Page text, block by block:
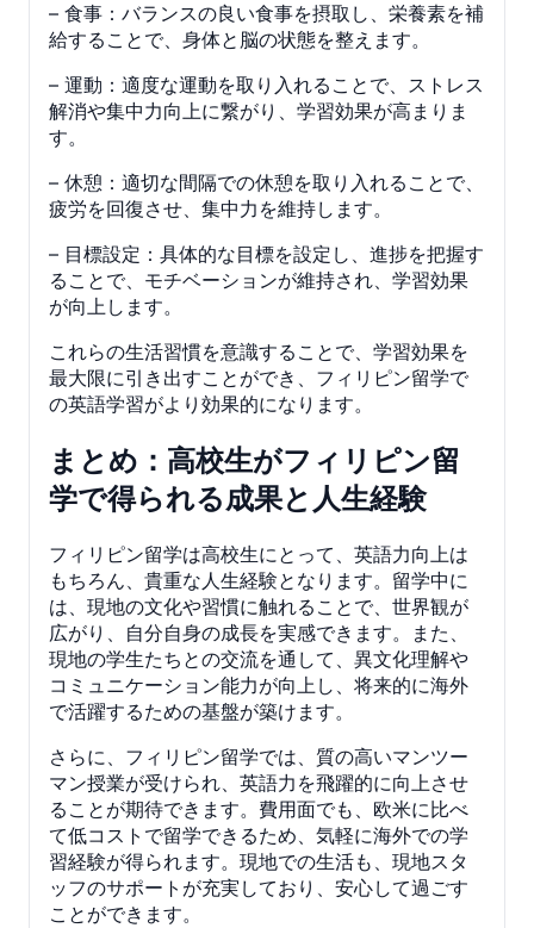
– 食事：バランスの良い食事を摂取し、栄養素を補
給することで、身体と脳の状態を整えます。
– 運動：適度な運動を取り入れることで、ストレス
解消や集中力向上に繋がり、学習効果が高まりま
す。
– 休憩：適切な間隔での休憩を取り入れることで、
疲労を回復させ、集中力を維持します。
– 目標設定：具体的な目標を設定し、進捗を把握す
ることで、モチベーションが維持され、学習効果
が向上します。
これらの生活習慣を意識することで、学習効果を
最大限に引き出すことができ、フィリピン留学で
の英語学習がより効果的になります。
まとめ：高校生がフィリピン留
学で得られる成果と人生経験
フィリピン留学は高校生にとって、英語力向上は
もちろん、貴重な人生経験となります。留学中に
は、現地の文化や習慣に触れることで、世界観が
広がり、自分自身の成長を実感できます。また、
現地の学生たちとの交流を通して、異文化理解や
コミュニケーション能力が向上し、将来的に海外
で活躍するための基盤が築けます。
さらに、フィリピン留学では、質の高いマンツー
マン授業が受けられ、英語力を飛躍的に向上させ
ることが期待できます。費用面でも、欧米に比べ
て低コストで留学できるため、気軽に海外での学
習経験が得られます。現地での生活も、現地スタ
ッフのサポートが充実しており、安心して過ごす
ことができます。